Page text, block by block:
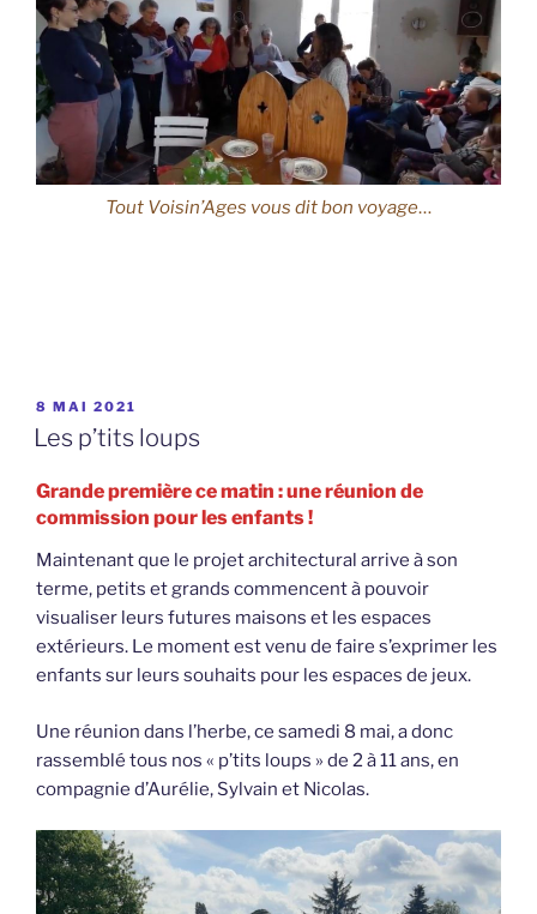
Tout Voisin’Ages vous dit bon voyage…
PUBLIÉ
LE
8 MAI 2021
Les p’tits loups
Grande première ce matin : une réunion de
commission pour les enfants !
Maintenant que le projet architectural arrive à son
terme, petits et grands commencent à pouvoir
visualiser leurs futures maisons et les espaces
extérieurs. Le moment est venu de faire s’exprimer les
enfants sur leurs souhaits pour les espaces de jeux.
Une réunion dans l’herbe, ce samedi 8 mai, a donc
rassemblé tous nos « p’tits loups » de 2 à 11 ans, en
compagnie d’Aurélie, Sylvain et Nicolas.